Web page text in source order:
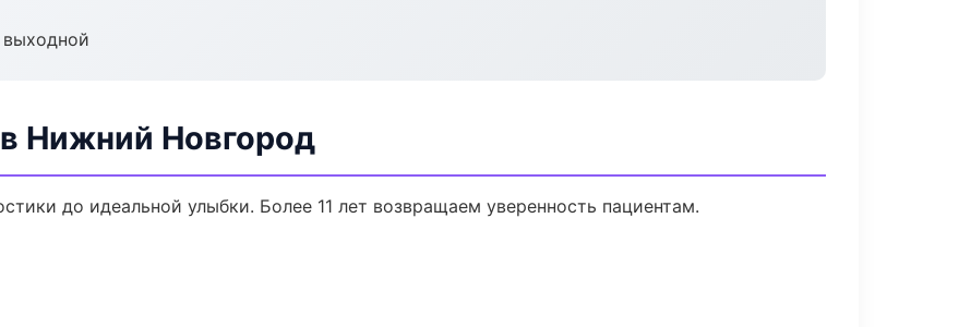
Нижний Новгород
до идеальной улыбки. Более 11 лет возвращаем уверенность пациентам.